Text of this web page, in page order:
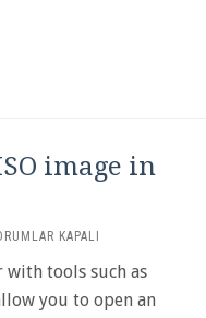
image in
KAPALI
tools such as
you to open an